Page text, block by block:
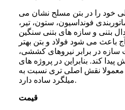
خود را در بتن مسلح نشان می
فونداسیون، ستون، تیر،
بتنی و سازه های بتنی سنگین
باعث می شود فولاد و بتن بهتر
سازه در برابر نیروهای کششی،
کند. بنابراین در پروژه های
معمولا نقش اصلی تری نسبت به
میلگرد ساده دارد.
قیمت